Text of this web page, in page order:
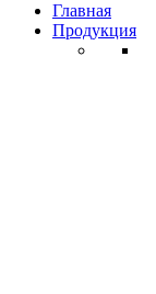
Главная
Продукция